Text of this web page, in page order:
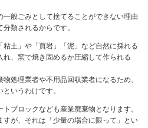
般ごみとして捨てることができない理由
分類されるからです。
土」や「頁岩」「泥」など自然に採れる
れ、窯で焼き固めるか圧縮して作られる
処理業者や不用品回収業者になるため、
いうわけです。
ブロックなども産業廃棄物となります。
が、それは「少量の場合に限って」とい